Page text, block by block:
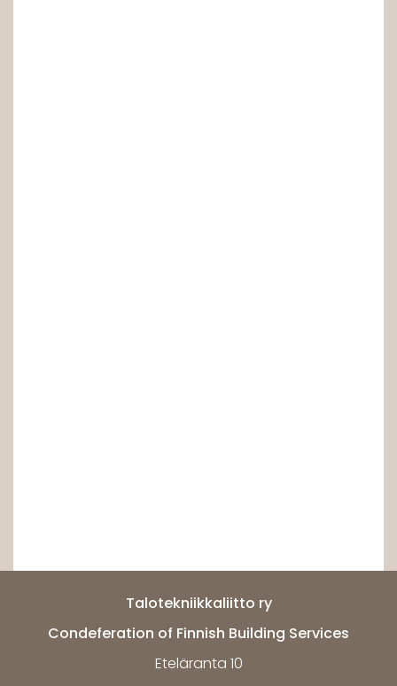
Talotekniikkaliitto ry
Condeferation of Finnish Building Services
Eteläranta 10